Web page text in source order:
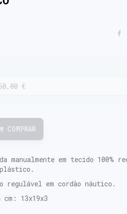
COMPRAR
manualmente em tecido 100%
regulável em cordâo náutico.
cm: 13x19x3